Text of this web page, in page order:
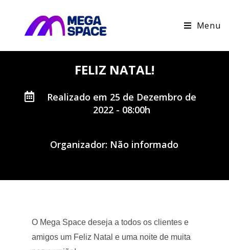
Menu
FELIZ NATAL!
Realizado em 25 de Dezembro de
2022 - 08:00h
Organizador: Não informado
O Mega Space deseja a todos os clientes e
amigos um Feliz Natal e uma noite de muita